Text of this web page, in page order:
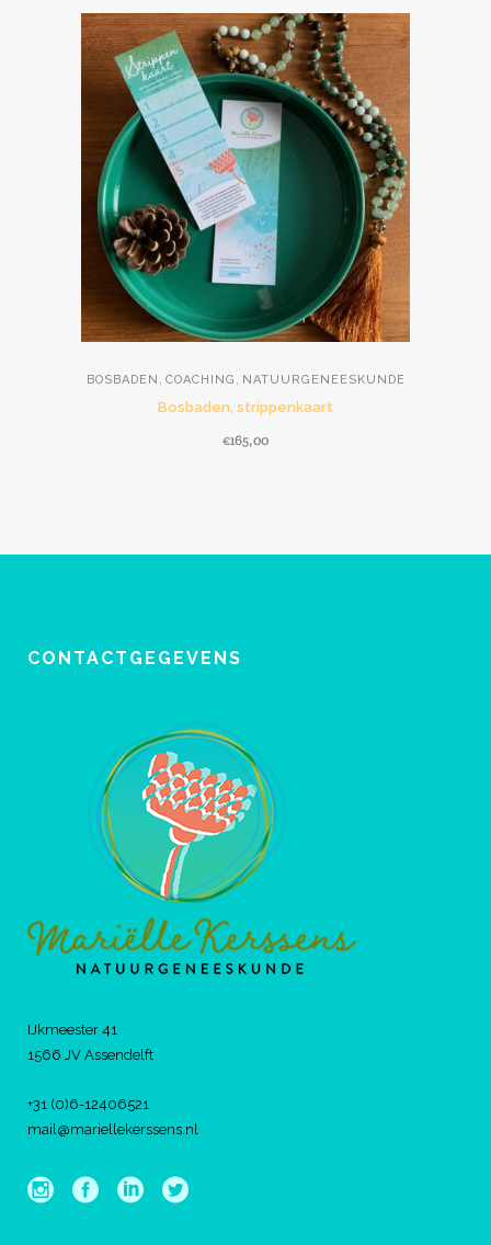
BOSBADEN , COACHING , NATUURGENEESKUNDE
Bosbaden, strippenkaart
€165,00
CONTACTGEGEVENS
IJkmeester 41
1566 JV Assendelft
+31 (0)6-12406521
mail@mariellekerssens.nl